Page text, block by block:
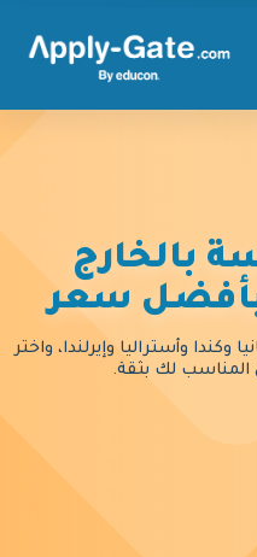
بالخارج
بأفضل سعر
وكندا وأستراليا وإيرلندا، واختر
المناسب لك بثقة.